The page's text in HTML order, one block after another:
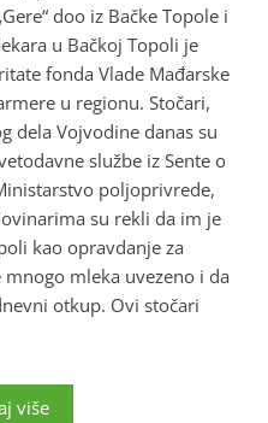
doo iz Bačke Topole i
u Bačkoj Topoli je
fonda Vlade Mađarske
u regionu. Stočari,
dela Vojvodine danas su
službe iz Sente o
poljoprivrede,
su rekli da im je
kao opravdanje za
mleka uvezeno i da
otkup. Ovi stočari
više